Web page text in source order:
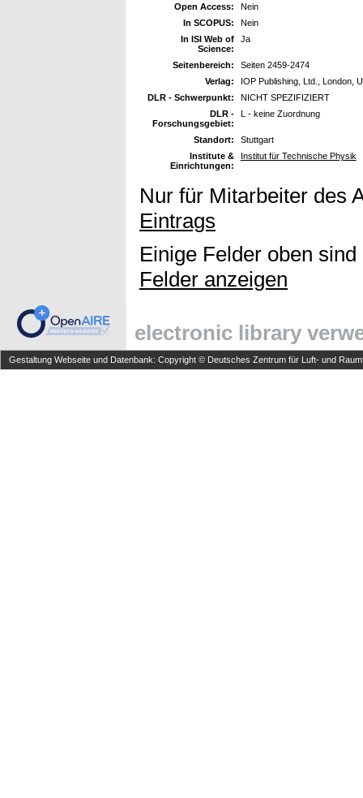
Open Access:
Nein
In SCOPUS:
Nein
In ISI Web of
Science:
Ja
Seitenbereich:
Seiten 2459-2474
Verlag:
IOP Publishing, Ltd., London,
DLR - Schwerpunkt:
NICHT SPEZIFIZIERT
DLR -
Forschungsgebiet:
L - keine Zuordnung
Standort:
Stuttgart
Institute &
Einrichtungen:
Institut für Technische Physik
Nur für Mitarbeiter des
Eintrags
Einige Felder oben
Felder anzeigen
electronic library
Gestaltung Webseite und Datenbank: Copyright © Deutsches Zentrum für Luft- und